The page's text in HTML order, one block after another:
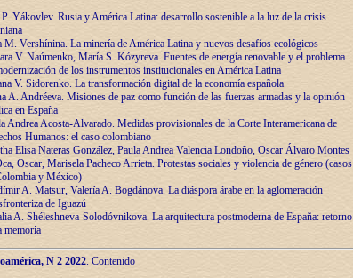
P. Yákovlev. Rusia y América Latina: desarrollo sostenible a la luz de la crisis
M. Vershínina. La minería de América Latina y nuevos desafíos ecológicos
V. Naúmenko, María S. Kózyreva. Fuentes de energía renovable y el problema
de los instrumentos institucionales en América Latina
V. Sidorenko. La transformación digital de la economía española
A. Andréeva. Misiones de paz como función de las fuerzas armadas y la opinión
en España
Andrea Acosta-Alvarado. Medidas provisionales de la Corte Interamericana de
Humanos: el caso colombiano
Elisa Nateras González, Paula Andrea Valencia Londoño, Oscar Álvaro Montes
Oscar, Marisela Pacheco Arrieta. Protestas sociales y violencia de género (casos
y México)
A. Matsur, Valería A. Bogdánova. La diáspora árabe en la aglomeración
de Iguazú
A. Shéleshneva-Solodóvnikova. La arquitectura postmoderna de España: retorno
memoria
N 2 2022. Contenido